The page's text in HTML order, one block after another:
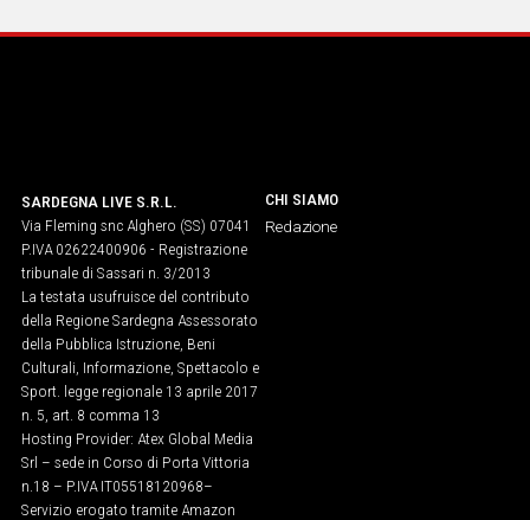
SARDEGNA LIVE S.R.L.
Via Fleming snc Alghero (SS) 07041
P.IVA 02622400906 - Registrazione
tribunale di Sassari n. 3/2013
La testata usufruisce del contributo
della Regione Sardegna Assessorato
della Pubblica Istruzione, Beni
Culturali, Informazione, Spettacolo e
Sport. legge regionale 13 aprile 2017
n. 5, art. 8 comma 13
Hosting Provider: Atex Global Media
Srl – sede in Corso di Porta Vittoria
n.18 – P.IVA IT05518120968​–
Servizio erogato tramite Amazon
CHI SIAMO
Redazione